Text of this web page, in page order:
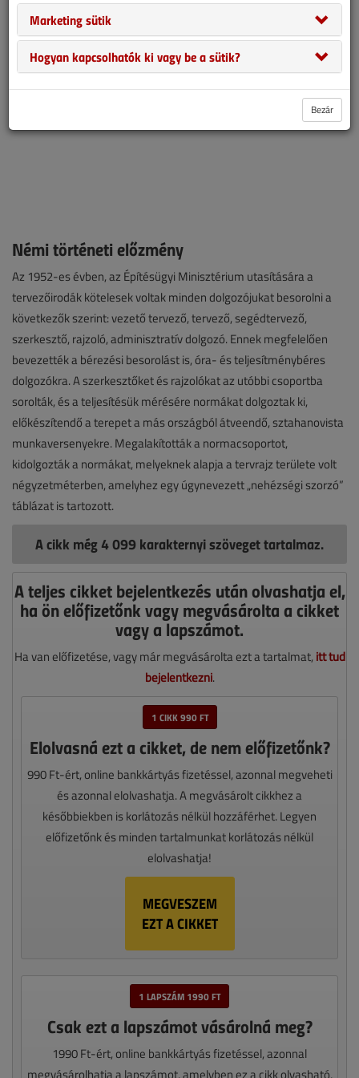
Némi történeti előzmény
Az 1952-es évben, az Építésügyi Minisztérium utasítására a
tervezőirodák kötelesek voltak minden dolgozójukat besorolni a
következők szerint: vezető tervező, tervező, segédtervező,
szerkesztő, rajzoló, adminisztratív dolgozó. Ennek megfelelően
bevezették a bérezési besorolást is, óra- és teljesítménybéres
dolgozókra. A szerkesztőket és rajzolókat az utóbbi csoportba
sorolták, és a teljesítésük mérésére normákat dolgoztak ki,
előkészítendő a terepet a más országból átveendő, sztahanovista
munkaversenyekre. Megalakították a normacsoportot,
kidolgozták a normákat, melyeknek alapja a tervrajz területe volt
négyzetméterben, amelyhez egy úgynevezett „nehézségi szorzó”
táblázat is tartozott.
A cikk még 4 099 karakternyi szöveget tartalmaz.
A teljes cikket bejelentkezés után olvashatja el,
ha ön előfizetőnk vagy megvásárolta a cikket
vagy a lapszámot.
Ha van előfizetése, vagy már megvásárolta ezt a tartalmat, itt tud
bejelentkezni.
1 CIKK 990 FT
Elolvasná ezt a cikket, de nem előfizetőnk?
990 Ft-ért, online bankkártyás fizetéssel, azonnal megveheti
és azonnal elolvashatja. A megvásárolt cikkhez a
későbbiekben is korlátozás nélkül hozzáférhet. Legyen
előfizetőnk és minden tartalmunkat korlátozás nélkül
elolvashatja!
MEGVESZEM
EZT A CIKKET
1 LAPSZÁM 1990 FT
Csak ezt a lapszámot vásárolná meg?
1990 Ft-ért, online bankkártyás fizetéssel, azonnal
megvásárolhatja a lapszámot, amelyben ez a cikk olvasható,
Marketing sütik
Hogyan kapcsolhatók ki vagy be a sütik?
Bezár